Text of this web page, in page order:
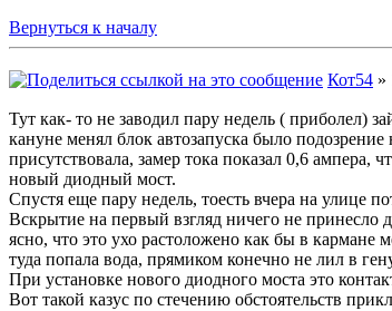
Вернуться к началу
Кот54 »
Тут как- то не заводил пару недель ( приболел)
кануне менял блок автозапуска было
присутствовала, замер тока показал 0,6 ампера,
новый диодный мост.
Спустя еще пару недель, тоесть вчера на улице
Вскрытие на первый взгляд ничего не принесло
ясно, что это ухо растоложено как бы в кармане
туда попала вода, прямиком конечно не лил в
При установке нового диодного моста это
Вот такой казус по стечению обстоятельств